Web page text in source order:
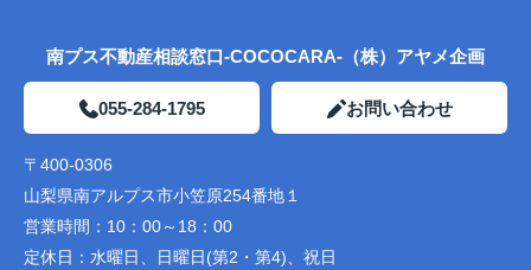
南プス不動産相談窓口-COCOCARA-（株）アヤメ企画
055-284-1795 お問い合わせ
〒400-0306
山梨県南アルプス市小笠原254番地１
営業時間： 10：00～18：00
定休日： 水曜日、日曜日(第2・第4)、祝日